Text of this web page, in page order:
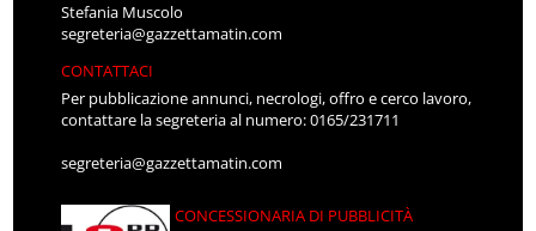
Stefania Muscolo
segreteria@gazzettamatin.com
CONTATTACI
Per pubblicazione annunci, necrologi, offro e cerco lavoro,
contattare la segreteria al numero: 0165/231711
segreteria@gazzettamatin.com
CONCESSIONARIA DI PUBBLICITÀ